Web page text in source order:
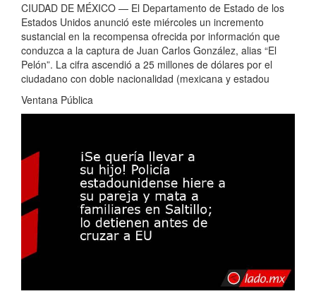
CIUDAD DE MÉXICO — El Departamento de Estado de los
Estados Unidos anunció este miércoles un incremento
sustancial en la recompensa ofrecida por información que
conduzca a la captura de Juan Carlos González, alias “El
Pelón”. La cifra ascendió a 25 millones de dólares por el
ciudadano con doble nacionalidad (mexicana y estadou
Ventana Pública